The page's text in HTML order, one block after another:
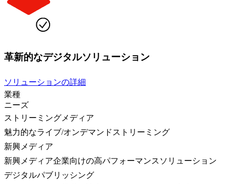
革新的なデジタルソリューション
ソリューションの詳細
業種
ニーズ
ストリーミングメディア
魅力的なライブ/オンデマンドストリーミング
新興メディア
新興メディア企業向けの高パフォーマンスソリューション
デジタルパブリッシング